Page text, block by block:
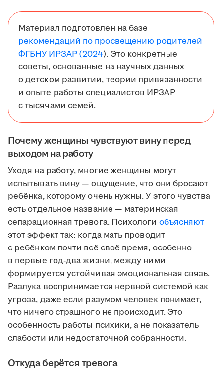
Материал подготовлен на базе
рекомендаций по просвещению родителей
ФГБНУ ИРЗАР (2024). Это конкретные
советы, основанные на научных данных
о детском развитии, теории привязанности
и опыте работы специалистов ИРЗАР
с тысячами семей.
Почему женщины чувствуют вину перед
выходом на работу
Уходя на работу, многие женщины могут
испытывать вину — ощущение, что они бросают
ребёнка, которому очень нужны. У этого чувства
есть отдельное название — материнская
сепарационная тревога. Психологи объясняют
этот эффект так: когда мать проводит
с ребёнком почти всё своё время, особенно
в первые год-два жизни, между ними
формируется устойчивая эмоциональная связь.
Разлука воспринимается нервной системой как
угроза, даже если разумом человек понимает,
что ничего страшного не происходит. Это
особенность работы психики, а не показатель
слабости или недостаточной собранности.
Откуда берётся тревога